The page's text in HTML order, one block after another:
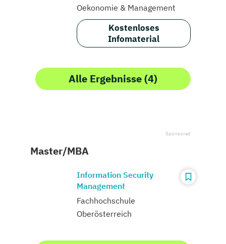
Oekonomie & Management
Kostenloses
Infomaterial
Alle Ergebnisse (4)
Master/MBA
Information Security
Management
Fachhochschule
Oberösterreich